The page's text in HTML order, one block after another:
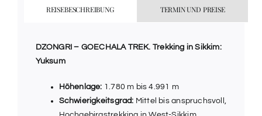
REISEBESCHREIBUNG TERMIN UND PREISE
DZONGRI – GOECHALA TREK. Trekking in Sikkim:
Yuksum
Höhenlage: 1.780 m bis 4.991 m
Schwierigkeitsgrad: Mittel bis anspruchsvoll,